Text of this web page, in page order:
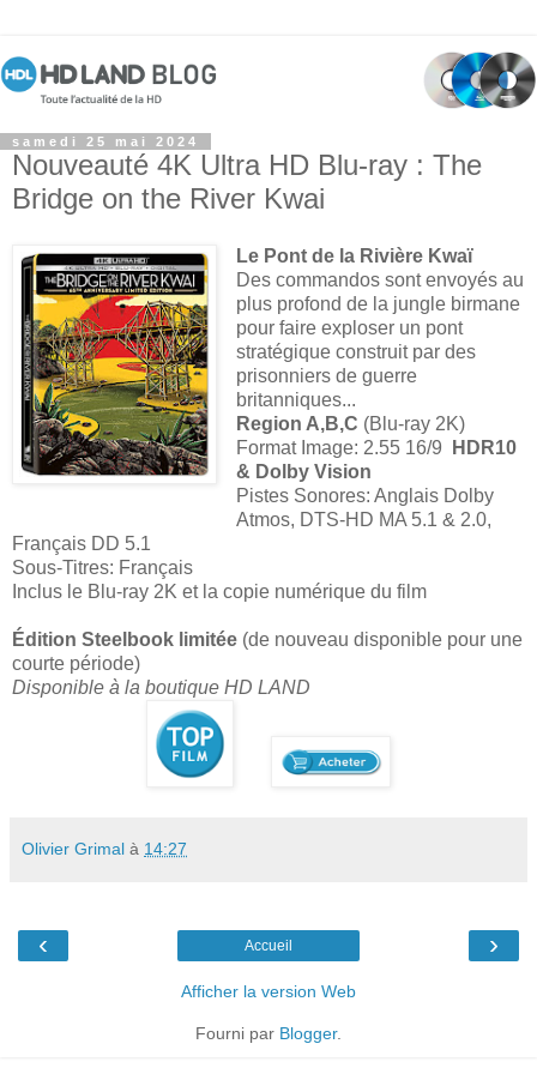
samedi 25 mai 2024
Nouveauté 4K Ultra HD Blu-ray : The
Bridge on the River Kwai
Le Pont de la Rivière Kwaï
Des commandos sont envoyés au
plus profond de la jungle birmane
pour faire exploser un pont
stratégique construit par des
prisonniers de guerre
britanniques...
Region A,B,C (Blu-ray 2K)
Format Image: 2.55 16/9
HDR10
& Dolby Vision
Pistes Sonores: Anglais Dolby
Atmos, DTS-HD MA 5.1 & 2.0,
Français DD 5.1
Sous-Titres: Français
Inclus le Blu-ray 2K et la copie numérique du film
Édition Steelbook limitée (de nouveau disponible pour une
courte période)
Disponible à la boutique HD LAND
Olivier Grimal à 14:27
‹ ›
Accueil
Afficher la version Web
Fourni par Blogger.